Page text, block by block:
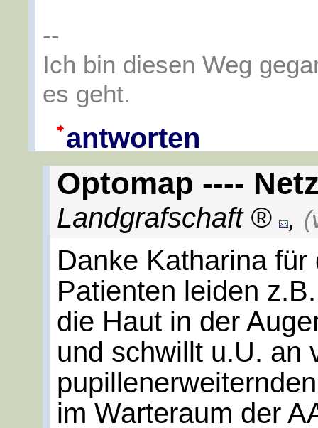
--
Ich bin diesen Weg
es geht.
antworten
Optomap ----
Landgrafschaft ,
Danke Katharina
Patienten leiden
die Haut in der
und schwillt u.U. an
im Warteraum der